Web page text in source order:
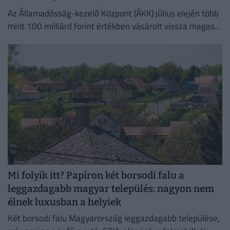
Az Államadósság-kezelő Központ (ÁKK) július elején több
mint 100 milliárd forint értékben vásárolt vissza magas
Mi folyik itt? Papíron két borsodi falu a
leggazdagabb magyar település: nagyon nem
élnek luxusban a helyiek
Két borsodi falu Magyarország leggazdagabb települése,